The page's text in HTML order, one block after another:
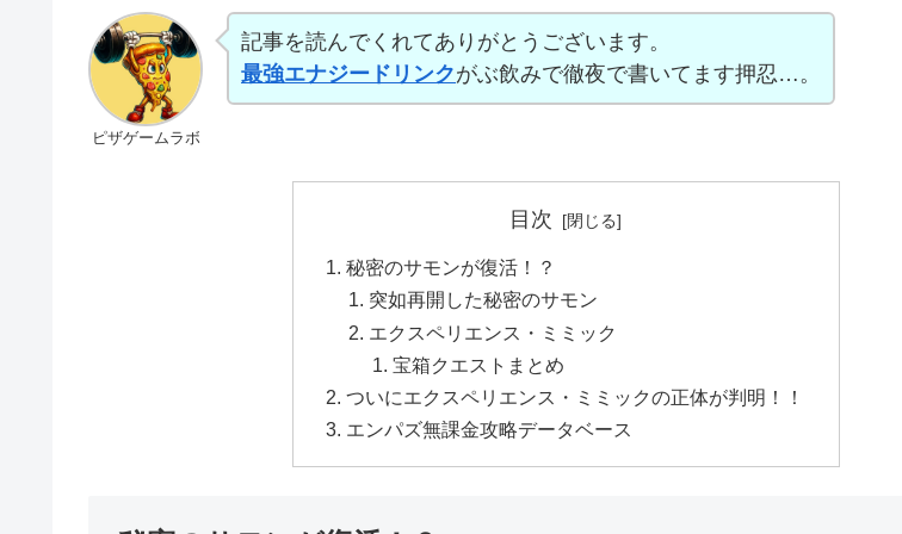
ピザゲームラボ
記事を読んでくれてありがとうございます。
最強エナジードリンクがぶ飲みで徹夜で書いてます押忍…。
目次
秘密のサモンが復活！？
突如再開した秘密のサモン
エクスペリエンス・ミミック
宝箱クエストまとめ
ついにエクスペリエンス・ミミックの正体が判明！！
エンパズ無課金攻略データベース